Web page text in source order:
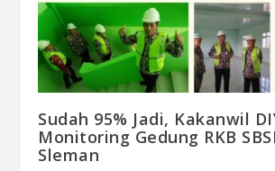
Sudah 95% Jadi, Kakanwil
Monitoring Gedung RKB
Sleman